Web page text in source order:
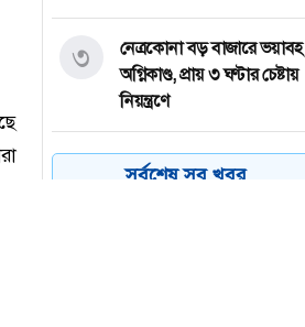
নেত্রকোনা বড় বাজারে ভয়াবহ
অগ্নিকাণ্ড, প্রায় ৩ ঘণ্টার চেষ্টায়
নিয়ন্ত্রণে
৩
কয়েক ডজন
অভিবাসনপ্রত্যাশীকে উদ্ধার
সর্বশেষ সব খবর